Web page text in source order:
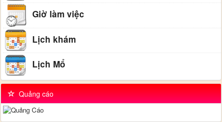
Giờ làm việc
Lịch khám
Lịch Mổ
Quảng cáo